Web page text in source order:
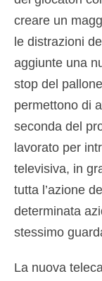
creare un
le distrazioni
aggiunte una
stop del
permettono di
seconda del
lavorato per
televisiva, in
tutta l’azione
determinata
stessimo
La nuova